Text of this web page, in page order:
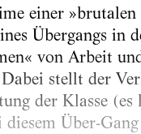
einer »brutalen
Übergangs in
von Arbeit
stellt der
der Klasse
diesem Über-